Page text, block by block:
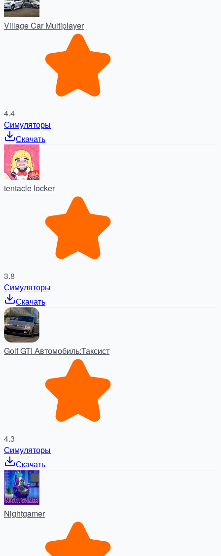
Village Car Multiplayer
4.4
Симуляторы
Скачать
tentacle locker
3.8
Симуляторы
Скачать
Golf GTI Автомобиль:Таксист
4.3
Симуляторы
Скачать
Nightgamer